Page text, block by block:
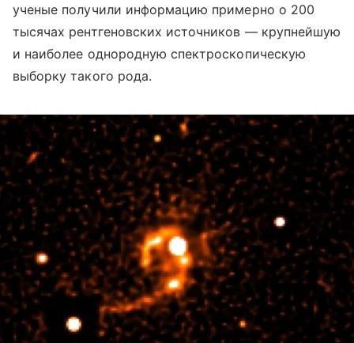
ученые получили информацию примерно о 200
тысячах рентгеновских источников — крупнейшую
и наиболее однородную спектроскопическую
выборку такого рода.